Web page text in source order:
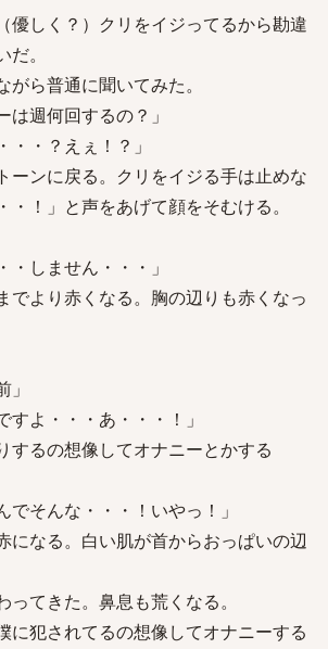
優しく？）クリをイジってるから勘違
。
ら普通に聞いてみた。
週何回するの？」
・・？えぇ！？」
ーンに戻る。クリをイジる手は止めな
・！」と声をあげて顔をそむける。
・しません・・・」
でより赤くなる。胸の辺りも赤くなっ
すよ・・・あ・・・！」
するの想像してオナニーとかする
でそんな・・・！いやっ！」
になる。白い肌が首からおっぱいの辺
てきた。鼻息も荒くなる。
に犯されてるの想像してオナニーする